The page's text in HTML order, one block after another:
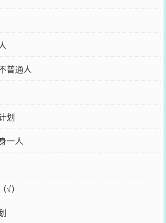
普通人
划
一人
）